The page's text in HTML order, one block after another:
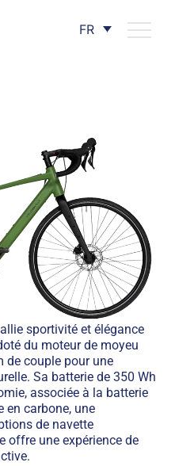
FR
allie sportivité et élégance
du moteur de moyeu
de couple pour une
Sa batterie de 350 Wh
associée à la batterie
en carbone, une
de navette
offre une expérience de